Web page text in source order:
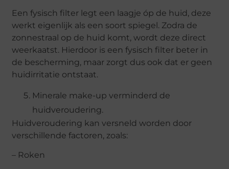
Een fysisch filter legt een laagje óp de huid, deze
werkt eigenlijk als een soort spiegel. Zodra de
zonnestraal op de huid komt, wordt deze direct
weerkaatst. Hierdoor is een fysisch filter beter in
de bescherming, maar zorgt dus ook dat er geen
huidirritatie ontstaat.
Minerale make-up verminderd de
huidveroudering.
Huidveroudering kan versneld worden door
verschillende factoren, zoals:
– Roken